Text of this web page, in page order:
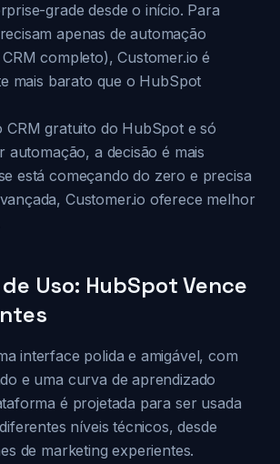
grade desde o início. Para
apenas de automação
completo), Customer.io é
mais barato que o HubSpot
CRM gratuito do HubSpot e só
automação, a decisão é mais
está começando do zero e precisa
Customer.io oferece melhor
Uso: HubSpot Vence
interface polida e amigável, com
e uma curva de aprendizado
é projetada para ser usada
níveis técnicos, desde
de marketing experientes.